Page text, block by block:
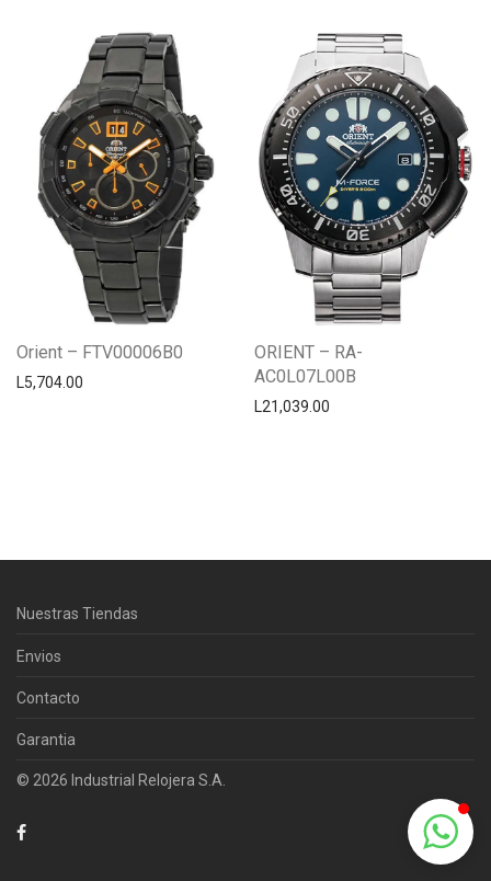
Orient – FTV00006B0
L5,704.00
ORIENT – RA-
AC0L07L00B
L21,039.00
Nuestras Tiendas
Envios
Contacto
Garantia
© 2026 Industrial Relojera S.A.